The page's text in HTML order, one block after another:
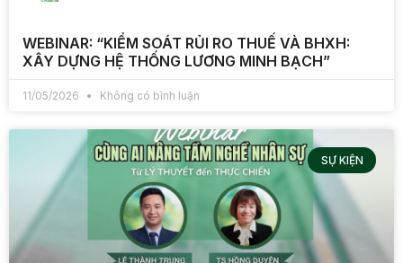
WEBINAR: “KIỂM SOÁT RỦI RO THUẾ VÀ BHXH:
XÂY DỰNG HỆ THỐNG LƯƠNG MINH BẠCH”
11/05/2026 Không có bình luận
SỰ KIỆN